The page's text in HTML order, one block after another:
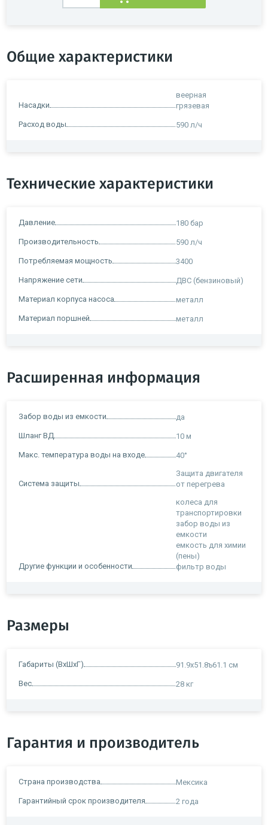
Общие характеристики
Насадки
веерная
грязевая
Расход воды 590 л/ч
Технические характеристики
Давление 180 бар
Производительность 590 л/ч
Потребляемая мощность 3400
Напряжение сети ДВС (бензиновый)
Материал корпуса насоса металл
Материал поршней металл
Расширенная информация
Забор воды из емкости да
Шланг ВД 10 м
Макс. температура воды на входе 40°
Система защиты
Защита двигателя
от перегрева
Другие функции и особенности
колеса для
транспортировки
забор воды из
емкости
емкость для химии
(пены)
фильтр воды
Размеры
Габариты (ВxШxГ) 91.9х51.8ъ61.1 см
Вес 28 кг
Гарантия и производитель
Страна производства Мексика
Гарантийный срок производителя 2 года